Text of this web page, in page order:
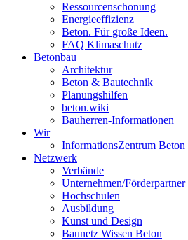
Ressourcenschonung
Energieeffizienz
Beton. Für große Ideen.
FAQ Klimaschutz
Betonbau
Architektur
Beton & Bautechnik
Planungshilfen
beton.wiki
Bauherren-Informationen
Wir
InformationsZentrum Beton
Netzwerk
Verbände
Unternehmen/Förderpartner
Hochschulen
Ausbildung
Kunst und Design
Baunetz Wissen Beton